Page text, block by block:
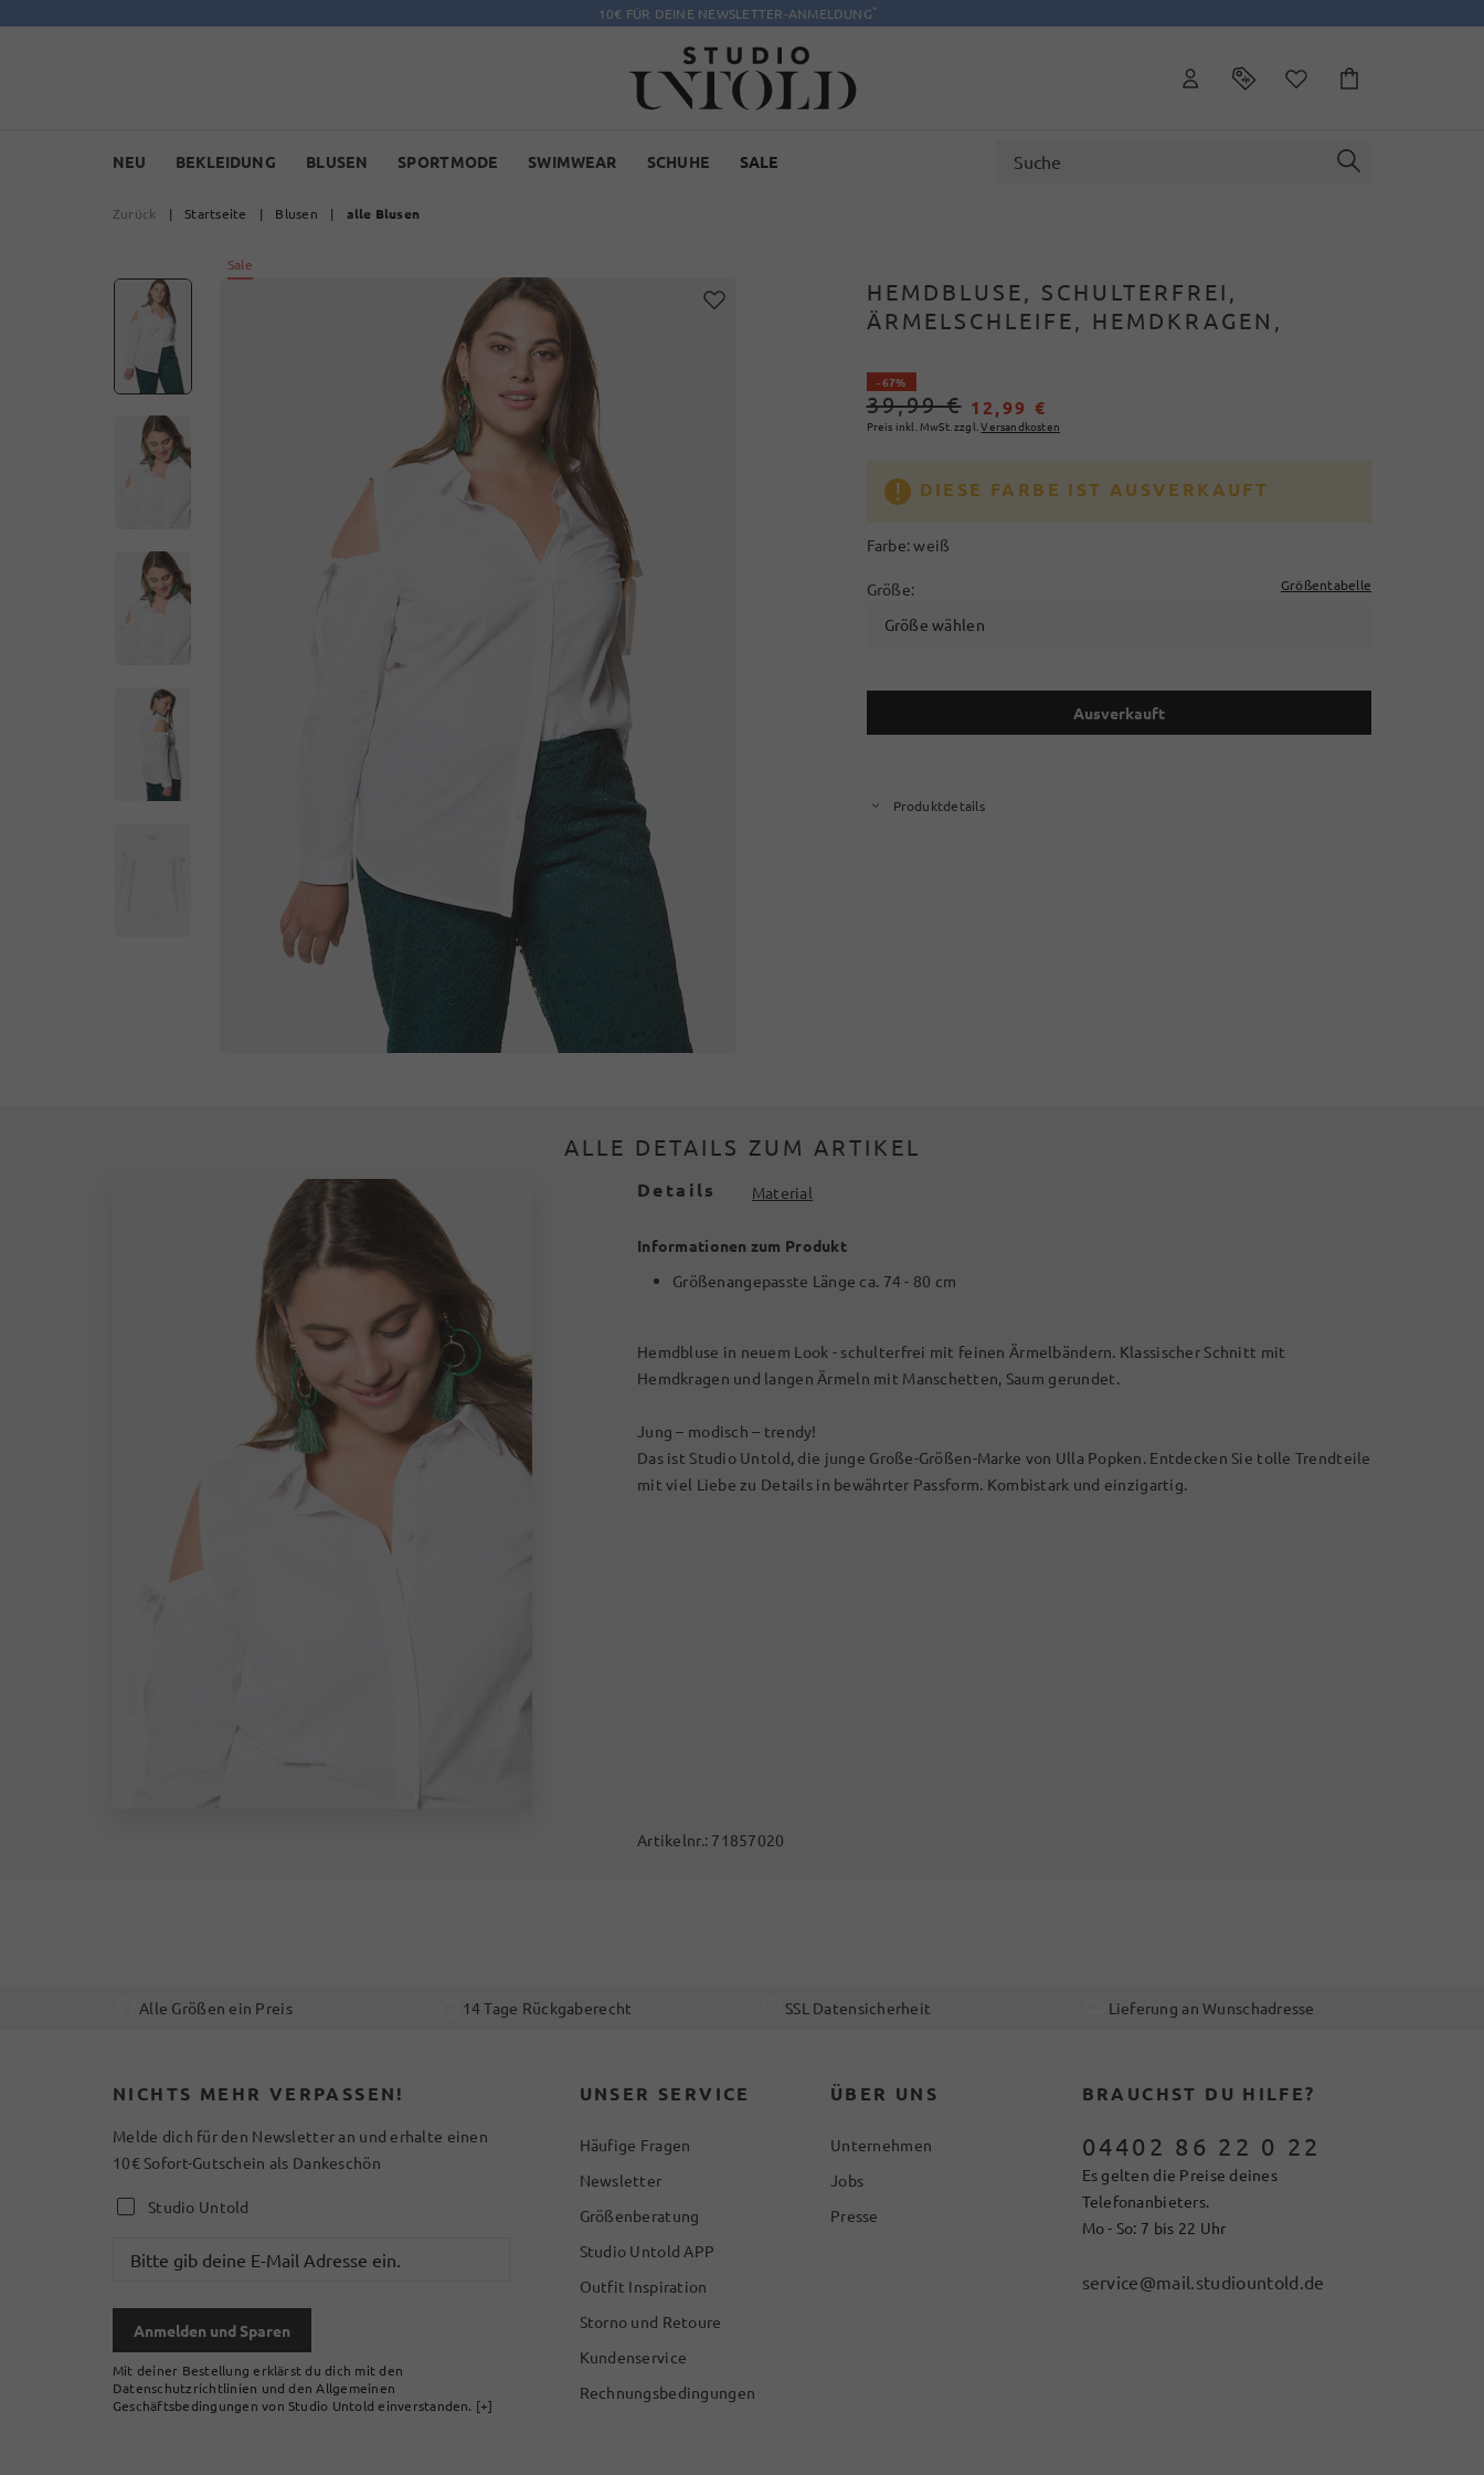
10€ FÜR DEINE NEWSLETTER-ANMELDUNG*
NEU BEKLEIDUNG BLUSEN SPORTMODE SWIMWEAR SCHUHE SALE
Zurück | Startseite | Blusen | alle Blusen
Sale
HEMDBLUSE, SCHULTERFREI,
ÄRMELSCHLEIFE, HEMDKRAGEN,
- 67%
39,99 € 12,99 €
Preis inkl. MwSt. zzgl.Versandkosten
DIESE FARBE IST AUSVERKAUFT
Farbe:weiß
Größe: Größentabelle
Größe wählen
Ausverkauft
Produktdetails
ALLE DETAILS ZUM ARTIKEL
Details Material
Informationen zum Produkt
Größenangepasste Länge ca. 74 - 80 cm
Hemdbluse in neuem Look - schulterfrei mit feinen Ärmelbändern. Klassischer Schnitt mit
Hemdkragen und langen Ärmeln mit Manschetten, Saum gerundet.
Jung – modisch – trendy!
Das ist Studio Untold, die junge Große-Größen-Marke von Ulla Popken. Entdecken Sie tolle Trendteile
mit viel Liebe zu Details in bewährter Passform. Kombistark und einzigartig.
Artikelnr.: 71857020
Alle Größen ein Preis 14 Tage Rückgaberecht SSL Datensicherheit Lieferung an Wunschadresse
NICHTS MEHR VERPASSEN!
Melde dich für den Newsletter an und erhalte einen
10€ Sofort-Gutschein als Dankeschön
Studio Untold
Anmelden und Sparen
Mit deiner Bestellung erklärst du dich mit den
Datenschutzrichtlinien und den Allgemeinen
Geschäftsbedingungen von Studio Untold einverstanden. [+]
UNSER SERVICE
Häufige Fragen
Newsletter
Größenberatung
Studio Untold APP
Outfit Inspiration
Storno und Retoure
Kundenservice
Rechnungsbedingungen
ÜBER UNS
Unternehmen
Jobs
Presse
BRAUCHST DU HILFE?
04402 86 22 0 22
Es gelten die Preise deines
Telefonanbieters.
Mo - So: 7 bis 22 Uhr
service@mail.studiountold.de